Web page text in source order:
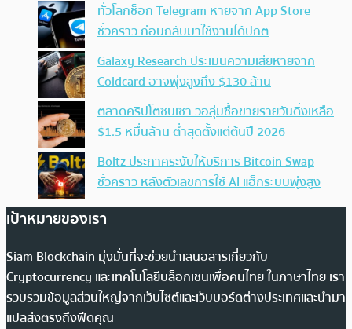
ทั่วโลกช็อก Telegram หายจาก App Store
ชั่วคราว ก่อนกลับมาใช้งานได้ปกติ
Galaxy Research ประเมินความเสียหายจาก
Coldcard อาจพุ่งสูงถึง $130 ล้าน
ตลาดคริปโตซบเซา วอลุ่มซื้อขายรายวันดิ่งเหลือ
$1.5 หมื่นล้าน ต่ำสุดตั้งแต่ต้นปี 2026
Boltz ประกาศระงับให้บริการ Bitcoin Swap
ชั่วคราว หลังตัวเลขการใช้ AI แฮ็กระบบพุ่งสูง
เป้าหมายของเรา
Siam Blockchain มุ่งมั่นที่จะช่วยนำเสนอสารเกี่ยวกับ
Cryptocurrency และเทคโนโลยีบล็อกเชนเพื่อคนไทย ในภาษาไทย เรา
รวบรวมข้อมูลส่วนใหญ่จากเว็บไซต์และเว็บบอร์ดต่างประเทศและนำมา
แปลส่งตรงถึงฟีดคุณ